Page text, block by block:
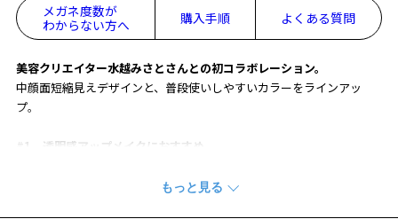
メガネ度数が
わからない方へ
購入手順 よくある質問
美容クリエイター水越みさとさんとの初コラボレーション。
中顔面短縮見えデザインと、普段使いしやすいカラーをラインアッ
プ。
#1 透明感アップメイクにおすすめ
赤みピンクのチークとハイライトを使ったツヤ肌メイクと組み合わせ